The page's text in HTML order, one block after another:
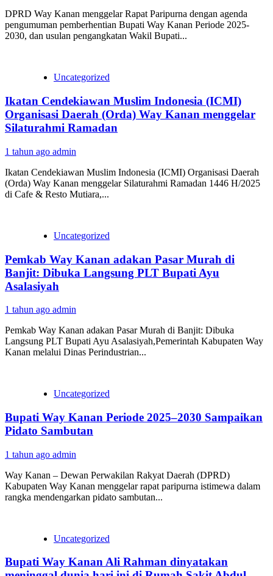
DPRD Way Kanan menggelar Rapat Paripurna dengan agenda
pengumuman pemberhentian Bupati Way Kanan Periode 2025-
2030, dan usulan pengangkatan Wakil Bupati...
Uncategorized
Ikatan Cendekiawan Muslim Indonesia (ICMI)
Organisasi Daerah (Orda) Way Kanan menggelar
Silaturahmi Ramadan
1 tahun ago admin
Ikatan Cendekiawan Muslim Indonesia (ICMI) Organisasi Daerah
(Orda) Way Kanan menggelar Silaturahmi Ramadan 1446 H/2025
di Cafe & Resto Mutiara,...
Uncategorized
Pemkab Way Kanan adakan Pasar Murah di
Banjit: Dibuka Langsung PLT Bupati Ayu
Asalasiyah
1 tahun ago admin
Pemkab Way Kanan adakan Pasar Murah di Banjit: Dibuka
Langsung PLT Bupati Ayu Asalasiyah,Pemerintah Kabupaten Way
Kanan melalui Dinas Perindustrian...
Uncategorized
Bupati Way Kanan Periode 2025–2030 Sampaikan
Pidato Sambutan
1 tahun ago admin
Way Kanan – Dewan Perwakilan Rakyat Daerah (DPRD)
Kabupaten Way Kanan menggelar rapat paripurna istimewa dalam
rangka mendengarkan pidato sambutan...
Uncategorized
Bupati Way Kanan Ali Rahman dinyatakan